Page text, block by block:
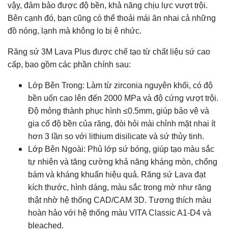
vậy, đảm bảo được độ bền, khả năng chịu lực vượt trội.
Bên cạnh đó, bạn cũng có thể thoải mái ăn nhai cả những
đồ nóng, lạnh mà không lo bị ê nhức.
Răng sứ 3M Lava Plus được chế tạo từ chất liệu sứ cao
cấp, bao gồm các phần chính sau:
Lớp Bên Trong: Làm từ zirconia nguyên khối, có độ
bền uốn cao lên đến 2000 MPa và độ cứng vượt trội.
Độ mỏng thành phục hình ≤0.5mm, giúp bảo vệ và
gia cố độ bền của răng, đòi hỏi mài chỉnh mặt nhai ít
hơn 3 lần so với lithium disilicate và sứ thủy tinh.
Lớp Bên Ngoài: Phủ lớp sứ bóng, giúp tạo màu sắc
tự nhiên và tăng cường khả năng kháng mòn, chống
bám và kháng khuẩn hiệu quả. Răng sứ Lava đạt
kích thước, hình dáng, màu sắc trong mờ như răng
thật nhờ hệ thống CAD/CAM 3D. Tương thích màu
hoàn hảo với hệ thống màu VITA Classic A1-D4 và
bleached.